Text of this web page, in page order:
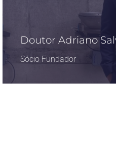
Doutor Adriano
Sócio Fundador